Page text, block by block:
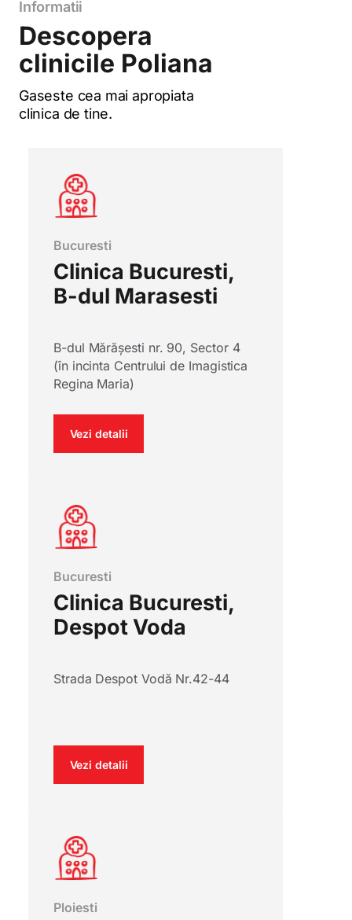
Informatii
Descopera
clinicile Poliana
Gaseste cea mai apropiata
clinica de tine.
Bucuresti
Clinica Bucuresti,
B-dul Marasesti
B-dul Mărășesti nr. 90, Sector 4
(în incinta Centrului de Imagistica
Regina Maria)
Vezi detalii
Bucuresti
Clinica Bucuresti,
Despot Voda
Strada Despot Vodă Nr.42-44
Vezi detalii
Ploiesti